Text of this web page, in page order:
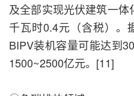
及全部实现光伏建筑一
千瓦时0.4元（含税）。
BIPV装机容量可能达到
1500~2500亿元。[11]